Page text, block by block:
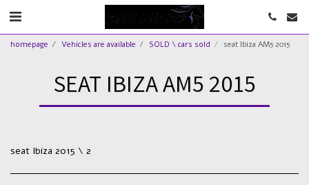
homepage Vehicles are available SOLD \ cars sold seat Ibiza AM5 2015
SEAT IBIZA AM5 2015
seat Ibiza 2015 \ 2